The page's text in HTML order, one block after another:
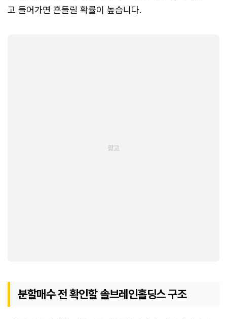
고 들어가면 흔들릴 확률이 높습니다.
분할매수 전 확인할 솔브레인홀딩스 구조